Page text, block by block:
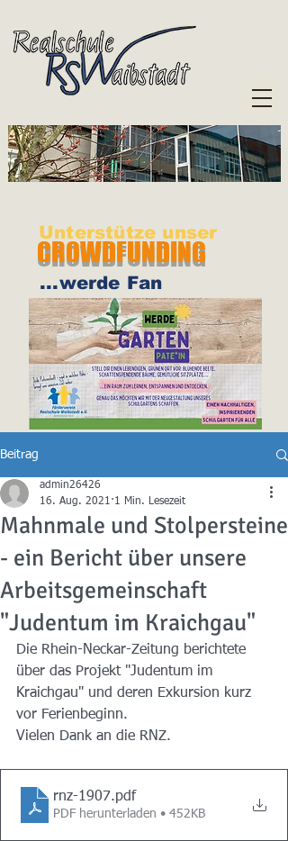
Unterstütze unser
CROWDFUNDING
...werde Fan
Beitrag
Mahnmale und Stolpersteine
- ein Bericht über unsere
Arbeitsgemeinschaft
"Judentum im Kraichgau"
admin26426
16. Aug. 2021 1 Min. Lesezeit
Die Rhein-Neckar-Zeitung berichtete
über das Projekt "Judentum im
Kraichgau" und deren Exkursion kurz
vor Ferienbeginn.
Vielen Dank an die RNZ.
rnz-1907.pdf
PDF herunterladen • 452KB